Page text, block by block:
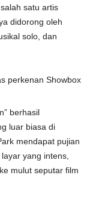
satu artis
didorong oleh
solo, dan
perkenan Showbox
berhasil
luar biasa di
mendapat pujian
yang intens,
mulut seputar film